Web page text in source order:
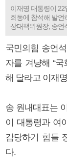
이재명 대통령이
회동에 참석해 발언
상대책위원장, 송언
국민의힘 송언
자를 겨냥해 “
해 달라고 이재
송 원내대표는
이 대통령과 여
감당하기 힘들
다.